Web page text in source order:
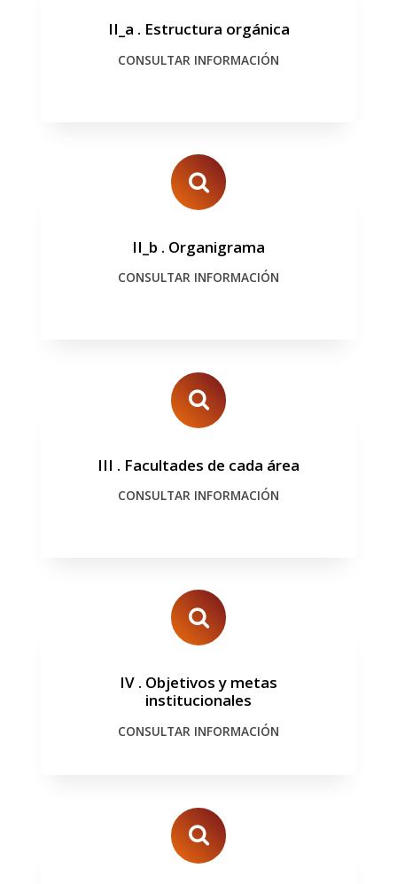
II_a . Estructura orgánica
CONSULTAR INFORMACIÓN
II_b . Organigrama
CONSULTAR INFORMACIÓN
III . Facultades de cada área
CONSULTAR INFORMACIÓN
IV . Objetivos y metas
institucionales
CONSULTAR INFORMACIÓN